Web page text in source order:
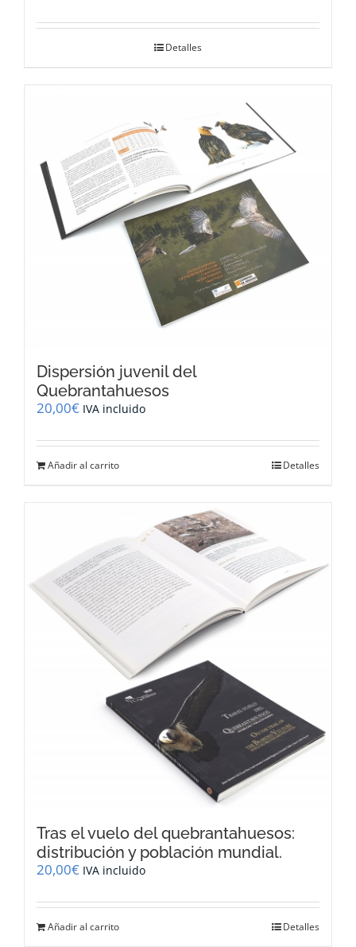
Detalles
Dispersión juvenil del
Quebrantahuesos
20,00€ IVA incluido
Añadir al carrito Detalles
Tras el vuelo del quebrantahuesos:
distribución y población mundial.
20,00€ IVA incluido
Añadir al carrito Detalles